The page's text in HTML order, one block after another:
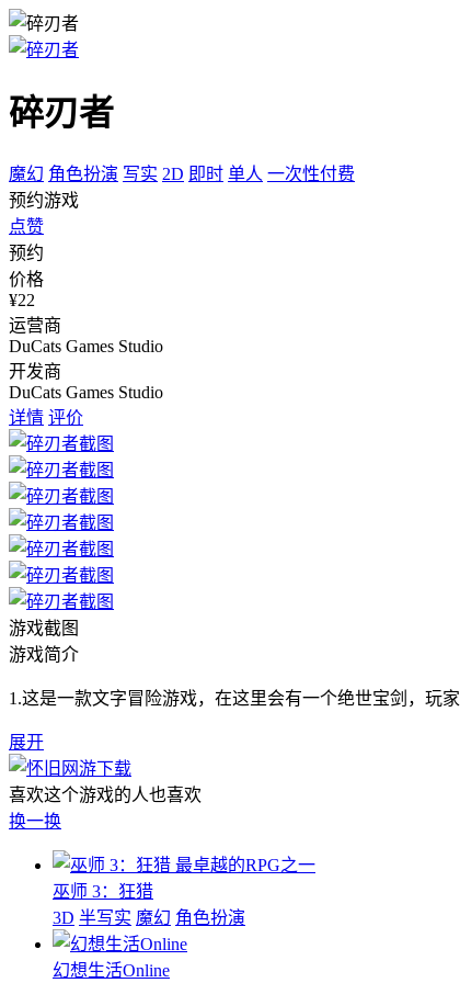
碎刃者
魔幻 角色扮演 写实 2D 即时 单人 一次性付费
预约游戏
点赞
预约
价格
¥22
运营商
DuCats Games Studio
开发商
DuCats Games Studio
详情 评价
游戏截图
游戏简介
1.这是一款文字冒险游戏，在这里会有一个绝世宝剑，玩
展开
喜欢这个游戏的人也喜欢
换一换
最卓越的RPG之一
巫师 3：狂猎
3D 半写实 魔幻 角色扮演
幻想生活Online